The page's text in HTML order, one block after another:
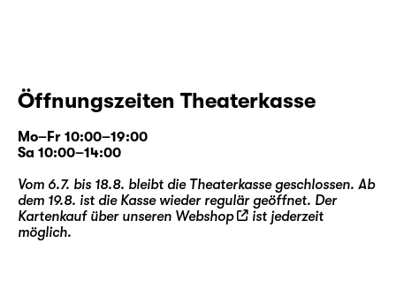
Öffnungszeiten Theaterkasse
Mo–Fr 10:00–19:00
Sa 10:00–14:00
Vom 6.7. bis 18.8. bleibt die Theaterkasse geschlossen. Ab
dem 19.8. ist die Kasse wieder regulär geöffnet. Der
Kartenkauf über unseren Webshop
ist jederzeit
möglich.